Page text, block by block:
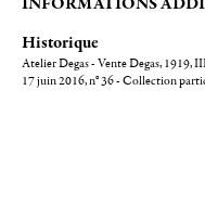
Historique
Atelier Degas - Vente Degas, 1919,
17 juin 2016, n° 36 - Collection